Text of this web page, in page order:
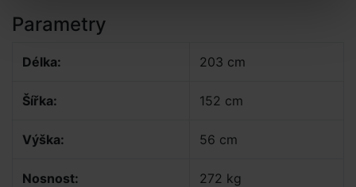
Parametry
Délka: 203 cm
Šířka: 152 cm
Výška: 56 cm
Nosnost: 272 kg